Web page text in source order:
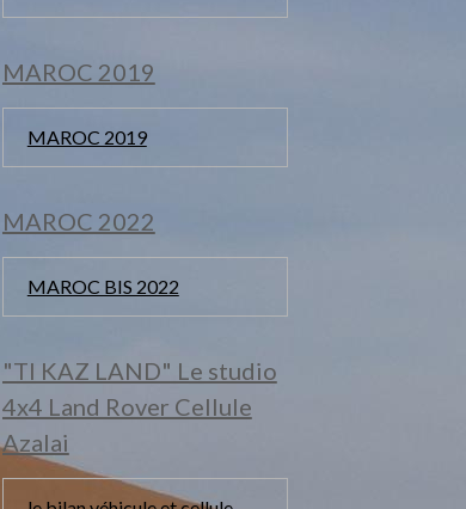
MAROC 2019
MAROC 2019
MAROC 2022
MAROC BIS 2022
"TI KAZ LAND" Le studio
4x4 Land Rover Cellule
Azalai